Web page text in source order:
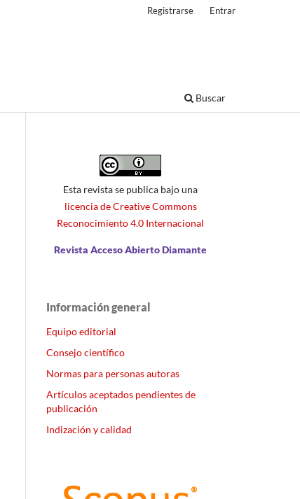
Buscar
Registrarse Entrar
Esta revista se publica bajo una
licencia de Creative Commons
Reconocimiento 4.0 Internacional
Revista Acceso Abierto Diamante
Información general
Equipo editorial
Consejo científico
Normas para personas autoras
Artículos aceptados pendientes de
publicación
Indización y calidad